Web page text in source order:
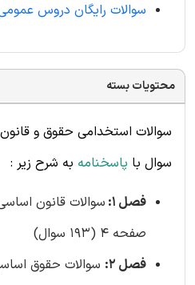
سوالات رایگان دروس
محتویات بسته
سوال با پاسخنامه به شرح زیر :
فصل 1:
سوالات قانون
صفحه 4 (193 سوال)
فصل 2:
سوالات حقوق